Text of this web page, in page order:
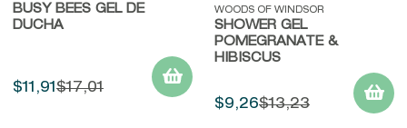
BUSY BEES GEL DE
DUCHA
$11 ,91$17,01
WOODS OF WINDSOR
SHOWER GEL
POMEGRANATE &
HIBISCUS
$9,26$13,23